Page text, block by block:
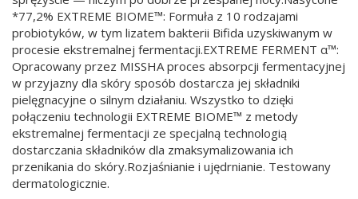
*77,2% EXTREME BIOME™: Formuła z 10 rodzajami
probiotyków, w tym lizatem bakterii Bifida uzyskiwanym w
procesie ekstremalnej fermentacji.EXTREME FERMENT α™:
Opracowany przez MISSHA proces absorpcji fermentacyjnej
w przyjazny dla skóry sposób dostarcza jej składniki
pielęgnacyjne o silnym działaniu. Wszystko to dzięki
połączeniu technologii EXTREME BIOME™ z metody
ekstremalnej fermentacji ze specjalną technologią
dostarczania składników dla zmaksymalizowania ich
przenikania do skóry.Rozjaśnianie i ujędrnianie. Testowany
dermatologicznie.